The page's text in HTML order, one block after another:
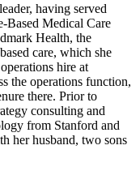
having served
Based Medical Care
Health, the
care, which she
hire at
the operations function,
there. Prior to
consulting and
from Stanford and
her husband, two sons